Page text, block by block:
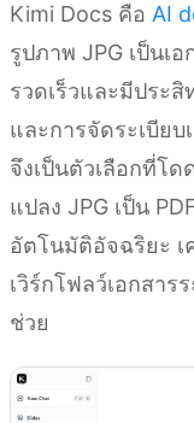
Kimi Docs คือ AI
รูปภาพ JPG เป็นเ
รวดเร็วและมีประ
และการจัดระเบีย
จึงเป็นตัวเลือกที่โ
แปลง JPG เป็น
อัตโนมัติอัจฉริยะ เ
เวิร์กโฟลว์เอกสา
ช่วย